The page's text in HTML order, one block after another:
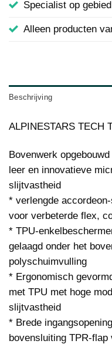
Specialist op
Alleen producten
Beschrijving
ALPINESTARS TECH
Bovenwerk
leer en innovatieve
slijtvastheid
* verlengde
voor verbeterde flex,
* TPU-
gelaagd onder het
polyschuimvulling
* Ergonomisch
met TPU met hoge
slijtvastheid
* Brede
bovensluiting TPR-